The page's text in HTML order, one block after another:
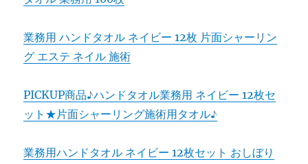
業務用 ハンドタオル ネイビー 12枚 片面シャーリン
グ エステ ネイル 施術
PICKUP商品♪ハンドタオル業務用 ネイビー 12枚セ
ット★片面シャーリング施術用タオル♪
業務用ハンドタオル ネイビー 12枚セット おしぼり